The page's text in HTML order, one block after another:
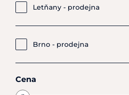
Letňany - prodejna
Brno - prodejna
Cena